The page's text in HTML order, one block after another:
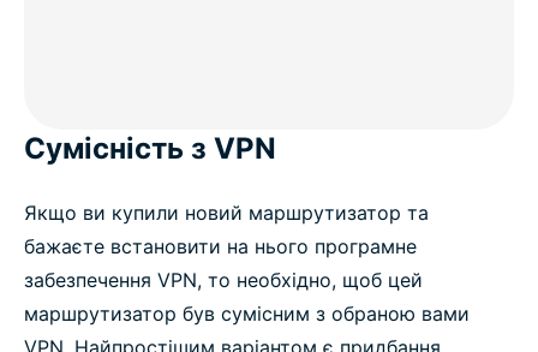
Сумісність з VPN
Якщо ви купили новий маршрутизатор та
бажаєте встановити на нього програмне
забезпечення VPN, то необхідно, щоб цей
маршрутизатор був сумісним з обраною вами